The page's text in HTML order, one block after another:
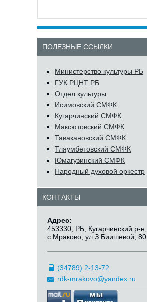
ПОЛЕЗНЫЕ ССЫЛКИ
Министерство культуры РБ
ГУК РЦНТ РБ
Отдел культуры
Исимовский СМФК
Кугарчинский СМФК
Максютовский СМФК
Тавакановский СМФК
Тляумбетовский СМФК
Юмагузинский СМФК
Народный духовой оркестр
КОНТАКТЫ
Адрес:
453330, РБ, Кугарчинский р-н,
с.Мраково, ул.З.Биишевой, 80
(34789) 2-13-72
rdk-mrakovo@yandex.ru